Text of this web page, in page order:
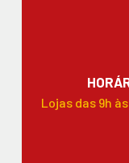
Lojas das 9h